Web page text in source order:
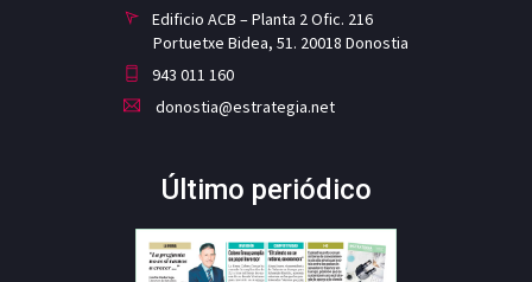
Edificio ACB – Planta 2 Ofic. 216
Portuetxe Bidea, 51. 20018 Donostia
943 011 160
donostia@estrategia.net
Último periódico